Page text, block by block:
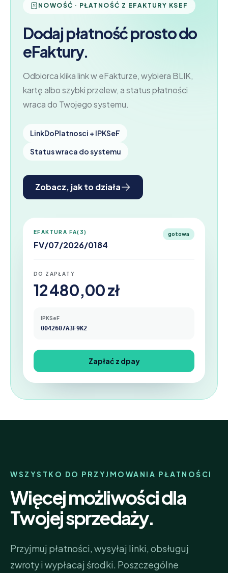
NOWOŚĆ · PŁATNOŚĆ Z EFAKTURY KSEF
Dodaj płatność prosto do
eFaktury.
Odbiorca klika link w eFakturze, wybiera BLIK,
kartę albo szybki przelew, a status płatności
wraca do Twojego systemu.
LinkDoPlatnosci + IPKSeF
Status wraca do systemu
Zobacz, jak to działa
EFAKTURA FA(3)
FV/07/2026/0184
gotowa
DO ZAPŁATY
12 480,00 zł
IPKSeF
0042607A3F9K2
Zapłać z dpay
WSZYSTKO DO PRZYJMOWANIA PŁATNOŚCI
Więcej możliwości dla
Twojej sprzedaży.
Przyjmuj płatności, wysyłaj linki, obsługuj
zwroty i wypłacaj środki. Poszczególne